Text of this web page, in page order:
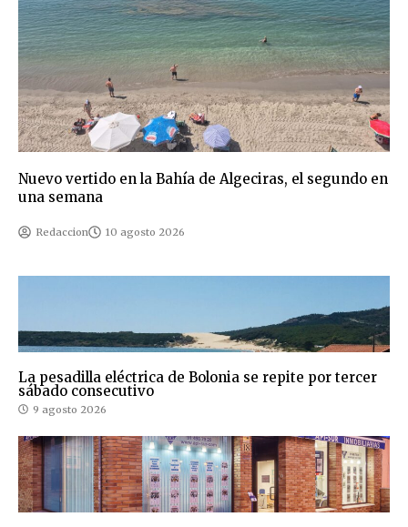
Nuevo vertido en la Bahía de Algeciras, el segundo en
una semana
Redaccion 10 agosto 2026
La pesadilla eléctrica de Bolonia se repite por tercer
sábado consecutivo
9 agosto 2026